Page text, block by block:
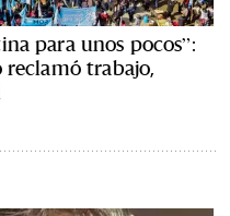
para unos pocos”:
reclamó trabajo,